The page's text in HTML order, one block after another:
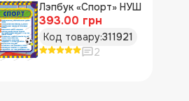
Лэпбук «Спорт» НУШ
393.00 грн
Код товару:311921
2